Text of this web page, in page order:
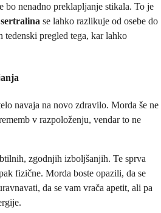
bo nenadno preklapljanje stikala. To je
se lahko razlikuje od osebe do
tedenski pregled tega, kar lahko
navaja na novo zdravilo. Morda še ne
v razpoloženju, vendar to ne
zgodnjih izboljšanjih. Te sprva
fizične. Morda boste opazili, da se
da se vam vrača apetit, ali pa